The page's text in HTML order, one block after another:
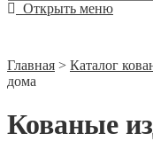
Открыть меню
Главная > Каталог
дома
Кованые